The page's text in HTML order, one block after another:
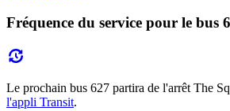
Fréquence du service pour le bus
Le prochain bus 627 partira de l'arrêt The
l'appli Transit.